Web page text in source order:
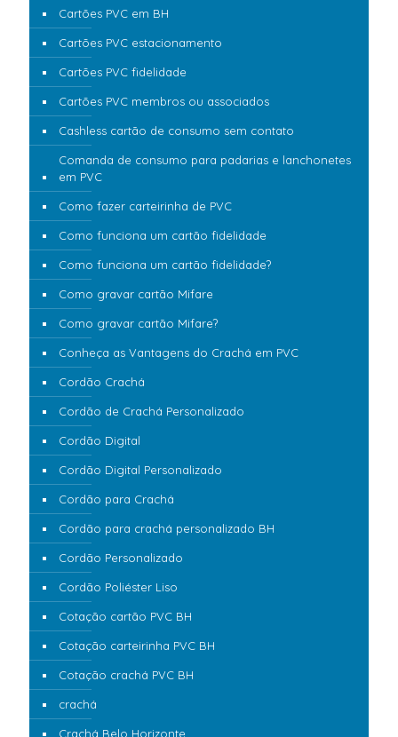
Cartões PVC em BH
Cartões PVC estacionamento
Cartões PVC fidelidade
Cartões PVC membros ou associados
Cashless cartão de consumo sem contato
Comanda de consumo para padarias e lanchonetes
em PVC
Como fazer carteirinha de PVC
Como funciona um cartão fidelidade
Como funciona um cartão fidelidade?
Como gravar cartão Mifare
Como gravar cartão Mifare?
Conheça as Vantagens do Crachá em PVC
Cordão Crachá
Cordão de Crachá Personalizado
Cordão Digital
Cordão Digital Personalizado
Cordão para Crachá
Cordão para crachá personalizado BH
Cordão Personalizado
Cordão Poliéster Liso
Cotação cartão PVC BH
Cotação carteirinha PVC BH
Cotação crachá PVC BH
crachá
Crachá Belo Horizonte